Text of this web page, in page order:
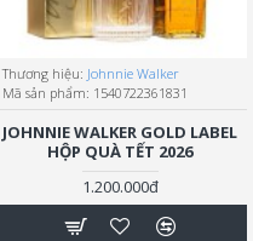
Thương hiệu: Johnnie Walker
Mã sản phẩm: 1540722361831
JOHNNIE WALKER GOLD LABEL
HỘP QUÀ TẾT 2026
1.200.000đ